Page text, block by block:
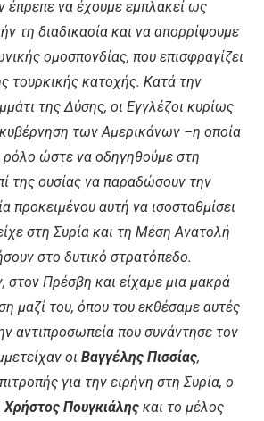
έπρεπε να έχουμε εμπλακεί ως
τη διαδικασία και να απορρίψουμε
ομοσπονδίας, που επισφραγίζει
τουρκικής κατοχής. Κατά την
της Δύσης, οι Εγγλέζοι κυρίως
των Αμερικάνων –η οποία
ρόλο ώστε να οδηγηθούμε στη
της ουσίας να παραδώσουν την
προκειμένου αυτή να ισοσταθμίσει
στη Συρία και τη Μέση Ανατολή
στο δυτικό στρατόπεδο.
στον Πρέσβη και είχαμε μια μακρά
μαζί του, όπου του εκθέσαμε αυτές
αντιπροσωπεία που συνάντησε τον
οι Βαγγέλης Πισσίας,
για την ειρήνη στη Συρία, ο
Χρήστος Πουγκιάλης και το μέλος